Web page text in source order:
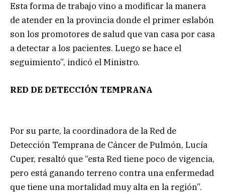
Esta forma de trabajo vino a modificar la manera
de atender en la provincia donde el primer eslabón
son los promotores de salud que van casa por casa
a detectar a los pacientes. Luego se hace el
seguimiento”, indicó el Ministro.
RED DE DETECCIÓN TEMPRANA
Por su parte, la coordinadora de la Red de
Detección Temprana de Cáncer de Pulmón, Lucía
Cuper, resaltó que “esta Red tiene poco de vigencia,
pero está ganando terreno contra una enfermedad
que tiene una mortalidad muy alta en la región”.